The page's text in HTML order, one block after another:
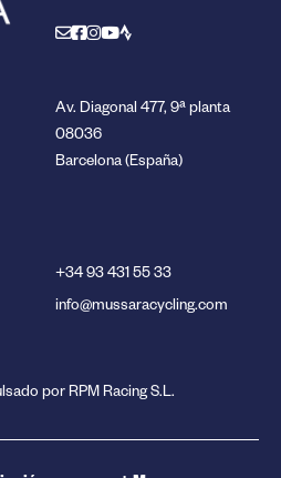
Av. Diagonal 477, 9ª planta
08036
Barcelona (España)
+34 93 431 55 33
info@mussaracycling.com
por RPM Racing S.L.